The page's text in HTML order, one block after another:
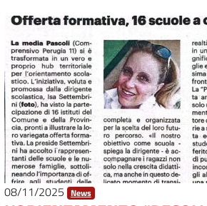
08/11/2025 News